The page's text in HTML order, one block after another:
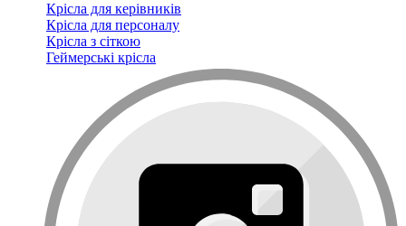
Крісла для керівників
Крісла для персоналу
Крісла з сіткою
Геймерські крісла